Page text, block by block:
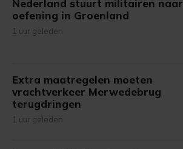
Nederland stuurt militairen naar
oefening in Groenland
1 uur geleden
Extra maatregelen moeten
vrachtverkeer Merwedebrug
terugdringen
1 uur geleden